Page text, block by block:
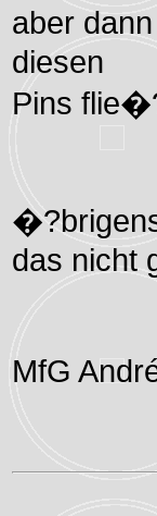
aber
diesen
Pins
das nicht
MfG